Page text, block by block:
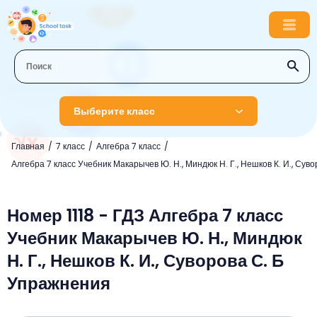
Выберите класс
Главная 7 класс
Алгебра 7 класс
Алгебра 7 класс Учебник Макарычев Ю. Н., Миндюк Н. Г., Нешков К. И.,
1 класс
Русский язык
Литературное чтение
Окружающий мир
Математика
Английский язык
Информатика
3 класс
Музыка
Окружающий мир
4 класс
Английский язык
Номер 1118 - ГДЗ Алгебра 7 класс
Учебник Макарычев Ю. Н., Миндюк
Н. Г., Нешков К. И., Суворова С. Б
Упражнения